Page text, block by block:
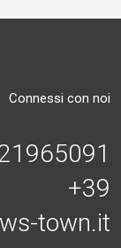
Connessi con noi
+39
town.it